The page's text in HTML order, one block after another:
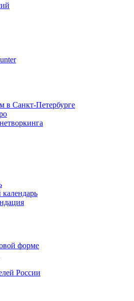
в Санкт-Петербурге
форме
России